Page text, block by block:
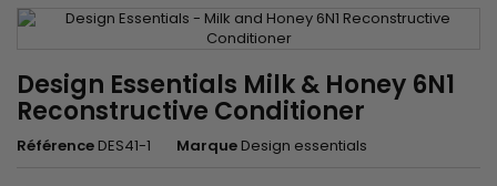
Design Essentials Milk & Honey 6N1
Reconstructive Conditioner
Référence DES41-1 Marque Design essentials